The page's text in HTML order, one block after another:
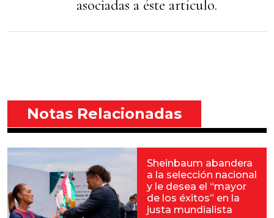
asociadas a éste artículo.
Notas Relacionadas
Sheinbaum abandera
a la selección nacional
y le desea el “mayor
de los éxitos” en la
justa mundialista